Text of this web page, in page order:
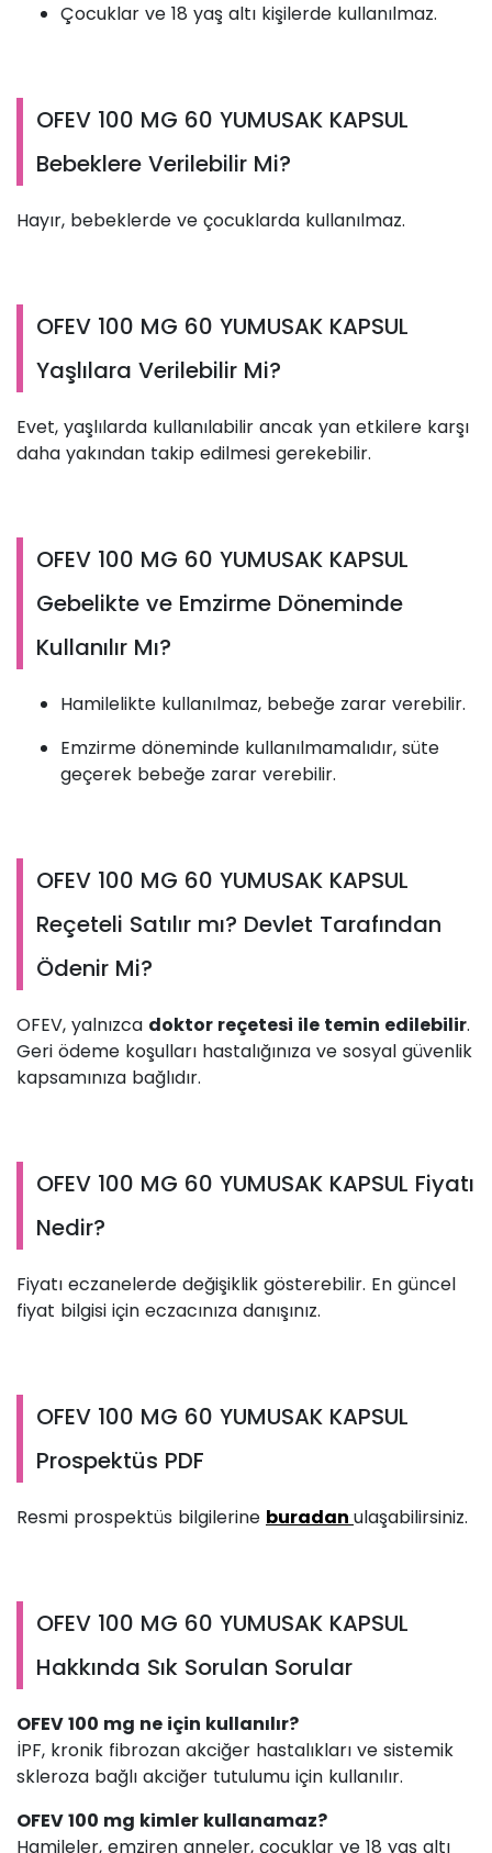
Çocuklar ve 18 yaş altı kişilerde kullanılmaz.
OFEV 100 MG 60 YUMUSAK KAPSUL
Bebeklere Verilebilir Mi?
Hayır, bebeklerde ve çocuklarda kullanılmaz.
OFEV 100 MG 60 YUMUSAK KAPSUL
Yaşlılara Verilebilir Mi?
Evet, yaşlılarda kullanılabilir ancak yan etkilere karşı
daha yakından takip edilmesi gerekebilir.
OFEV 100 MG 60 YUMUSAK KAPSUL
Gebelikte ve Emzirme Döneminde
Kullanılır Mı?
Hamilelikte kullanılmaz, bebeğe zarar verebilir.
Emzirme döneminde kullanılmamalıdır, süte
geçerek bebeğe zarar verebilir.
OFEV 100 MG 60 YUMUSAK KAPSUL
Reçeteli Satılır mı? Devlet Tarafından
Ödenir Mi?
OFEV, yalnızca doktor reçetesi ile temin edilebilir.
Geri ödeme koşulları hastalığınıza ve sosyal güvenlik
kapsamınıza bağlıdır.
OFEV 100 MG 60 YUMUSAK KAPSUL Fiyatı
Nedir?
Fiyatı eczanelerde değişiklik gösterebilir. En güncel
fiyat bilgisi için eczacınıza danışınız.
OFEV 100 MG 60 YUMUSAK KAPSUL
Prospektüs PDF
Resmi prospektüs bilgilerine buradan ulaşabilirsiniz.
OFEV 100 MG 60 YUMUSAK KAPSUL
Hakkında Sık Sorulan Sorular
OFEV 100 mg ne için kullanılır?
İPF, kronik fibrozan akciğer hastalıkları ve sistemik
skleroza bağlı akciğer tutulumu için kullanılır.
OFEV 100 mg kimler kullanamaz?
Hamileler, emziren anneler, çocuklar ve 18 yaş altı